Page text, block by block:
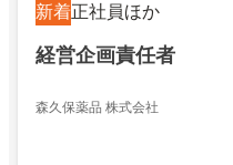
新着正社員ほか
経営企画責任者
森久保薬品 株式会社